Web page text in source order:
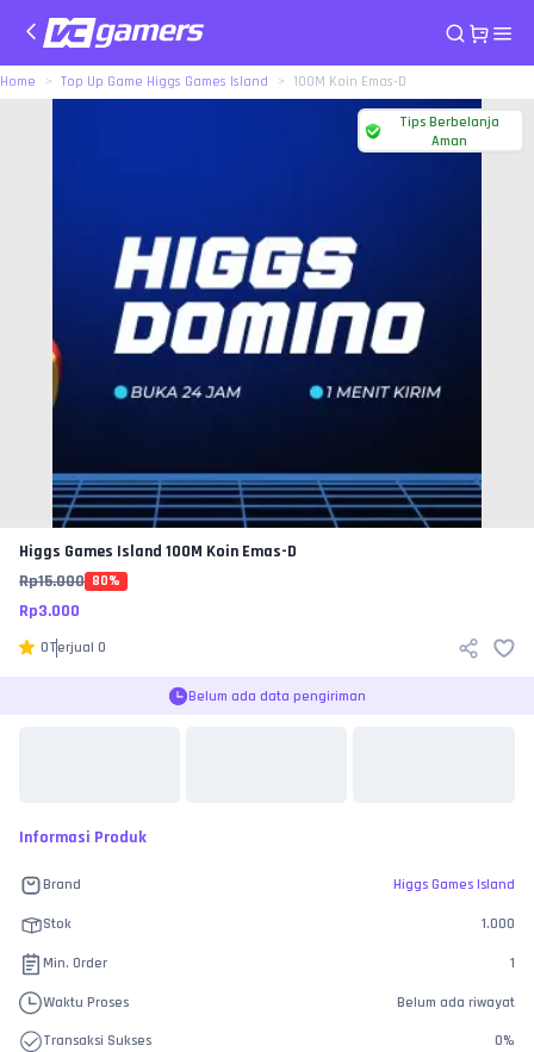
Home Top Up Game Higgs Games Island 100M Koin Emas-D
Tips Berbelanja
Aman
Higgs Games Island 100M Koin Emas-D
Rp15.000 80%
Rp3.000
0Terjual 0
Belum ada data pengiriman
Informasi Produk
Brand Higgs Games Island
Stok 1.000
Min. Order 1
Waktu Proses Belum ada riwayat
Transaksi Sukses 0%